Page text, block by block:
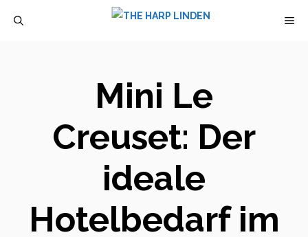
Mini Le
Creuset: Der
ideale
Hotelbedarf im